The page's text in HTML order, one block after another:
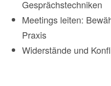
Gesprächstechniken
Meetings leiten:
Praxis
Widerstände und